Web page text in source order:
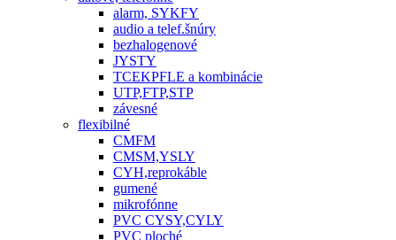
alarm, SYKFY
audio a telef.šnúry
bezhalogenové
JYSTY
TCEKPFLE a kombinácie
UTP,FTP,STP
závesné
flexibilné
CMFM
CMSM,YSLY
CYH,reprokáble
gumené
mikrofónne
PVC CYSY,CYLY
PVC ploché